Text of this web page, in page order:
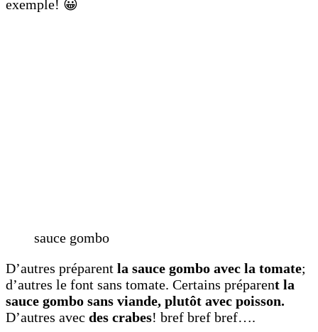
exemple! 😀
sauce gombo
D’autres préparent la sauce gombo avec la tomate;
d’autres le font sans tomate. Certains préparent la
sauce gombo sans viande, plutôt avec poisson.
D’autres avec des crabes! bref bref bref….